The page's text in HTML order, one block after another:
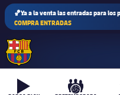
🏀Ya a la venta las entradas para los
COMPRA ENTRADAS
b-play culers-ball